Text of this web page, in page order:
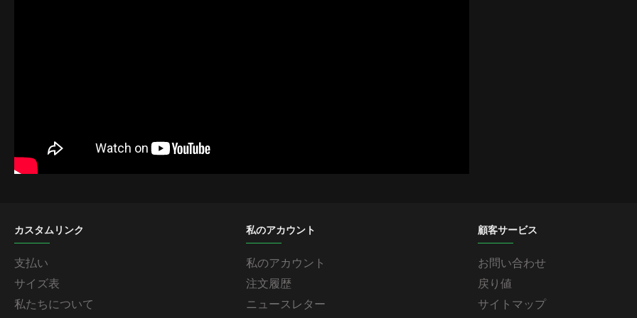
カスタムリンク
支払い
サイズ表
私たちについて
私のアカウント
私のアカウント
注文履歴
ニュースレター
顧客サービス
お問い合わせ
戻り値
サイトマップ